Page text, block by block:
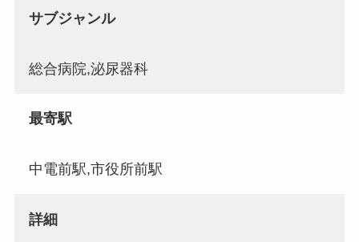
サブジャンル
総合病院,泌尿器科
最寄駅
中電前駅,市役所前駅
詳細